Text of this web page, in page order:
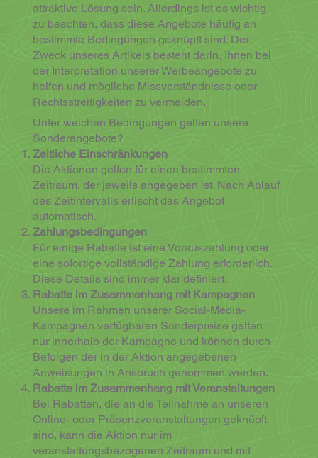
Unter welchen Bedingungen gelten unsere
Sonderangebote?
Zeitliche Einschränkungen
Die Aktionen gelten für einen bestimmten
Zeitraum, der jeweils angegeben ist. Nach Ablauf
des Zeitintervalls erlischt das Angebot
automatisch.
Zahlungsbedingungen
Für einige Rabatte ist eine Vorauszahlung oder
eine sofortige vollständige Zahlung erforderlich.
Diese Details sind immer klar definiert.
Rabatte im Zusammenhang mit Kampagnen
Unsere im Rahmen unserer Social-Media-
Kampagnen verfügbaren Sonderpreise gelten
nur innerhalb der Kampagne und können durch
Befolgen der in der Aktion angegebenen
Anweisungen in Anspruch genommen werden.
Rabatte im Zusammenhang mit Veranstaltungen
Bei Rabatten, die an die Teilnahme an unseren
Online- oder Präsenzveranstaltungen geknüpft
sind, kann die Aktion nur im
veranstaltungsbezogenen Zeitraum und mit
attraktive Lösung sein. Allerdings ist es wichtig
zu beachten, dass diese Angebote häufig an
bestimmte Bedingungen geknüpft sind. Der
Zweck unseres Artikels besteht darin, Ihnen bei
der Interpretation unserer Werbeangebote zu
helfen und mögliche Missverständnisse oder
Rechtsstreitigkeiten zu vermeiden.